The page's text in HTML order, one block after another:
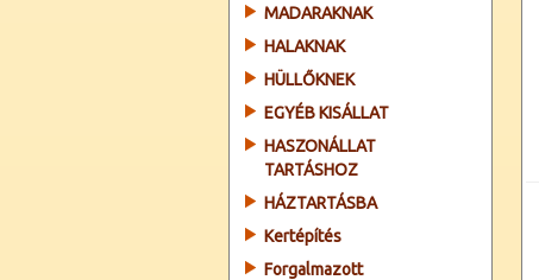
MADARAKNAK
HALAKNAK
HÜLLŐKNEK
EGYÉB KISÁLLAT
HASZONÁLLAT
TARTÁSHOZ
HÁZTARTÁSBA
Kertépítés
Forgalmazott